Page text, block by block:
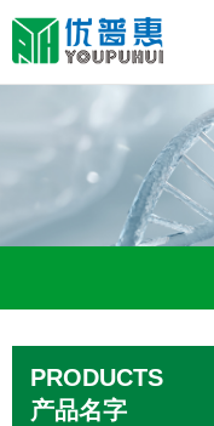
PRODUCTS
产品名字